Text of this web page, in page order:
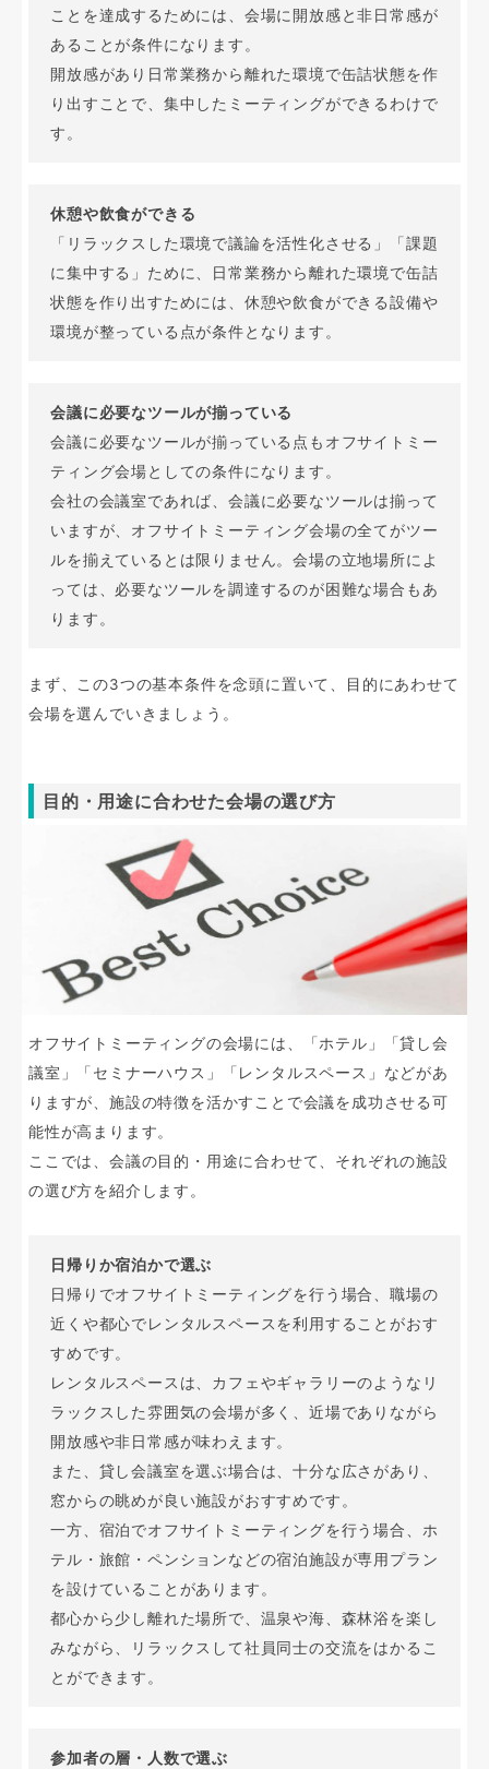
ことを達成するためには、会場に開放感と非日常感が
あることが条件になります。
開放感があり日常業務から離れた環境で缶詰状態を作
り出すことで、集中したミーティングができるわけで
す。
休憩や飲食ができる
「リラックスした環境で議論を活性化させる」「課題
に集中する」ために、日常業務から離れた環境で缶詰
状態を作り出すためには、休憩や飲食ができる設備や
環境が整っている点が条件となります。
会議に必要なツールが揃っている
会議に必要なツールが揃っている点もオフサイトミー
ティング会場としての条件になります。
会社の会議室であれば、会議に必要なツールは揃って
いますが、オフサイトミーティング会場の全てがツー
ルを揃えているとは限りません。会場の立地場所によ
っては、必要なツールを調達するのが困難な場合もあ
ります。
まず、この3つの基本条件を念頭に置いて、目的にあわせて
会場を選んでいきましょう。
目的・用途に合わせた会場の選び方
オフサイトミーティングの会場には、「ホテル」「貸し会
議室」「セミナーハウス」「レンタルスペース」などがあ
りますが、施設の特徴を活かすことで会議を成功させる可
能性が高まります。
ここでは、会議の目的・用途に合わせて、それぞれの施設
の選び方を紹介します。
日帰りか宿泊かで選ぶ
日帰りでオフサイトミーティングを行う場合、職場の
近くや都心でレンタルスペースを利用することがおす
すめです。
レンタルスペースは、カフェやギャラリーのようなリ
ラックスした雰囲気の会場が多く、近場でありながら
開放感や非日常感が味わえます。
また、貸し会議室を選ぶ場合は、十分な広さがあり、
窓からの眺めが良い施設がおすすめです。
一方、宿泊でオフサイトミーティングを行う場合、ホ
テル・旅館・ペンションなどの宿泊施設が専用プラン
を設けていることがあります。
都心から少し離れた場所で、温泉や海、森林浴を楽し
みながら、リラックスして社員同士の交流をはかるこ
とができます。
参加者の層・人数で選ぶ